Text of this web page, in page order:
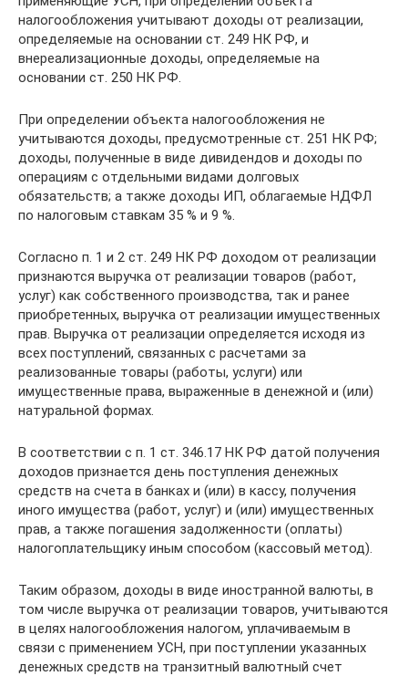
налогообложения учитывают доходы от реализации,
определяемые на основании ст. 249 НК РФ, и
внереализационные доходы, определяемые на
основании ст. 250 НК РФ.
При определении объекта налогообложения не
учитываются доходы, предусмотренные ст. 251 НК РФ;
доходы, полученные в виде дивидендов и доходы по
операциям с отдельными видами долговых
обязательств; а также доходы ИП, облагаемые НДФЛ
по налоговым ставкам 35 % и 9 %.
Согласно п. 1 и 2 ст. 249 НК РФ доходом от реализации
признаются выручка от реализации товаров (работ,
услуг) как собственного производства, так и ранее
приобретенных, выручка от реализации имущественных
прав. Выручка от реализации определяется исходя из
всех поступлений, связанных с расчетами за
реализованные товары (работы, услуги) или
имущественные права, выраженные в денежной и (или)
натуральной формах.
В соответствии с п. 1 ст. 346.17 НК РФ датой получения
доходов признается день поступления денежных
средств на счета в банках и (или) в кассу, получения
иного имущества (работ, услуг) и (или) имущественных
прав, а также погашения задолженности (оплаты)
налогоплательщику иным способом (кассовый метод).
Таким образом, доходы в виде иностранной валюты, в
том числе выручка от реализации товаров, учитываются
в целях налогообложения налогом, уплачиваемым в
связи с применением УСН, при поступлении указанных
денежных средств на транзитный валютный счет